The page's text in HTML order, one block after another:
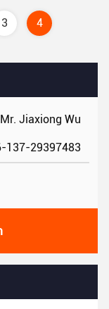
Mr. Jiaxiong Wu
137-29397483
3 4